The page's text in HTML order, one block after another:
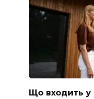
Що входить у